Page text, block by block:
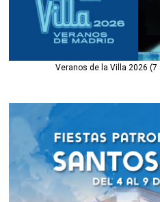
Veranos de la Villa 2026